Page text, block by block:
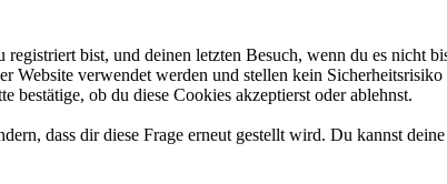
bist, und deinen letzten Besuch, wenn du es nicht
verwendet werden und stellen kein
bestätige, ob du diese Cookies akzeptierst oder ablehnst.
dass dir diese Frage erneut gestellt wird. Du kannst